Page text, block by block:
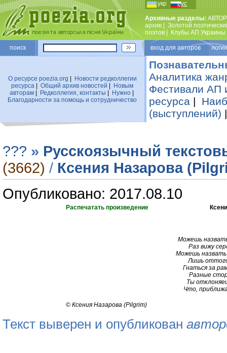
укр рус
Архивные разделы:
архив
Золотой
поэтов
Клубы АП Украины
поиск вход для авторов
О ресурсе poezia.org
Новости редколлегии
ресурса
Общий архив новостей
Новым
авторам| Редколлегия, контакты Нужно|
Благодарности за помощь и сотрудничество
Аналитика
Фестивали АП
ресурса |
(выступлений)
??? » Русскоязычный
(3662) / Ксения Назарова
Опубликовано: 2017.08.10
Распечатать произведение
Можешь
Раз вижу
Можешь назвать
Лишь
Гнаться за
Разные
Ты
Что,
© Ксения Назарова (Pilgrim)
Текст выверен и опубликован